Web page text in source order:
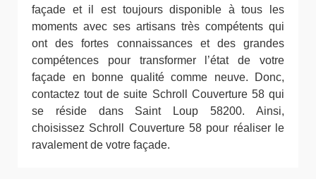
façade et il est toujours disponible à tous les
moments avec ses artisans très compétents qui
ont des fortes connaissances et des grandes
compétences pour transformer l’état de votre
façade en bonne qualité comme neuve. Donc,
contactez tout de suite Schroll Couverture 58 qui
se réside dans Saint Loup 58200. Ainsi,
choisissez Schroll Couverture 58 pour réaliser le
ravalement de votre façade.